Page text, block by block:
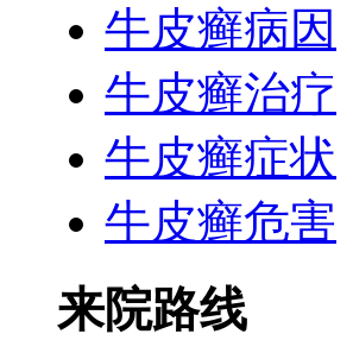
牛皮癣病因
牛皮癣治疗
牛皮癣症状
牛皮癣危害
来院路线